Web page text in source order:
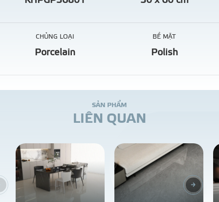
CHỦNG LOẠI
Porcelain
BỀ MẶT
Polish
SẢN PHẨM
LIÊN QUAN